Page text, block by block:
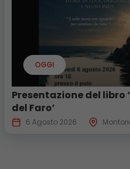
OGGI
Presentazione del libro
del Faro’
6 Agosto 2026